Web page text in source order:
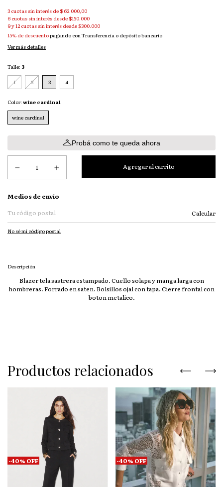
3 cuotas sin interés de$ 62.000,00
15% de descuentopagando con Transferencia o depósito bancario
Ver más detalles
Talle: 3
1 2 3 4
Color: wine cardinal
wine cardinal
Probá como te queda ahora
Entregas para el CP:
Medios de envío
Calcular
No sé mi código postal
Descripción
Blazer tela sastrera estampado. Cuello solapa y manga larga con
hombreras. Forrado en saten. Bolsillos ojal con tapa. Cierre frontal con
boton metalico.
Productos relacionados
-40% OFF -40% OFF